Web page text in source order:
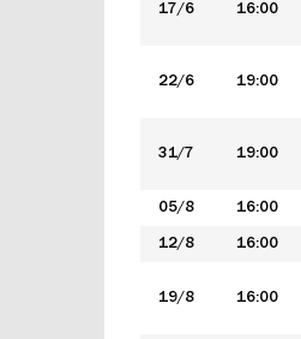
17/6 16:00
22/6 19:00
31/7 19:00
05/8 16:00
12/8 16:00
19/8 16:00